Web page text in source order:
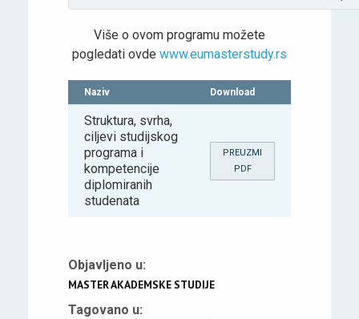
Više o ovom programu možete
pogledati ovde www.eumasterstudy.rs
Naziv Download
Struktura, svrha,
ciljevi studijskog
programa i
kompetencije
diplomiranih
studenata
PREUZMI
PDF
Objavljeno u:
MASTER AKADEMSKE STUDIJE
Tagovano u: